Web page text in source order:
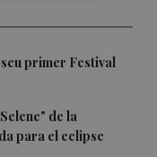
primer Festival
de la
para el eclipse